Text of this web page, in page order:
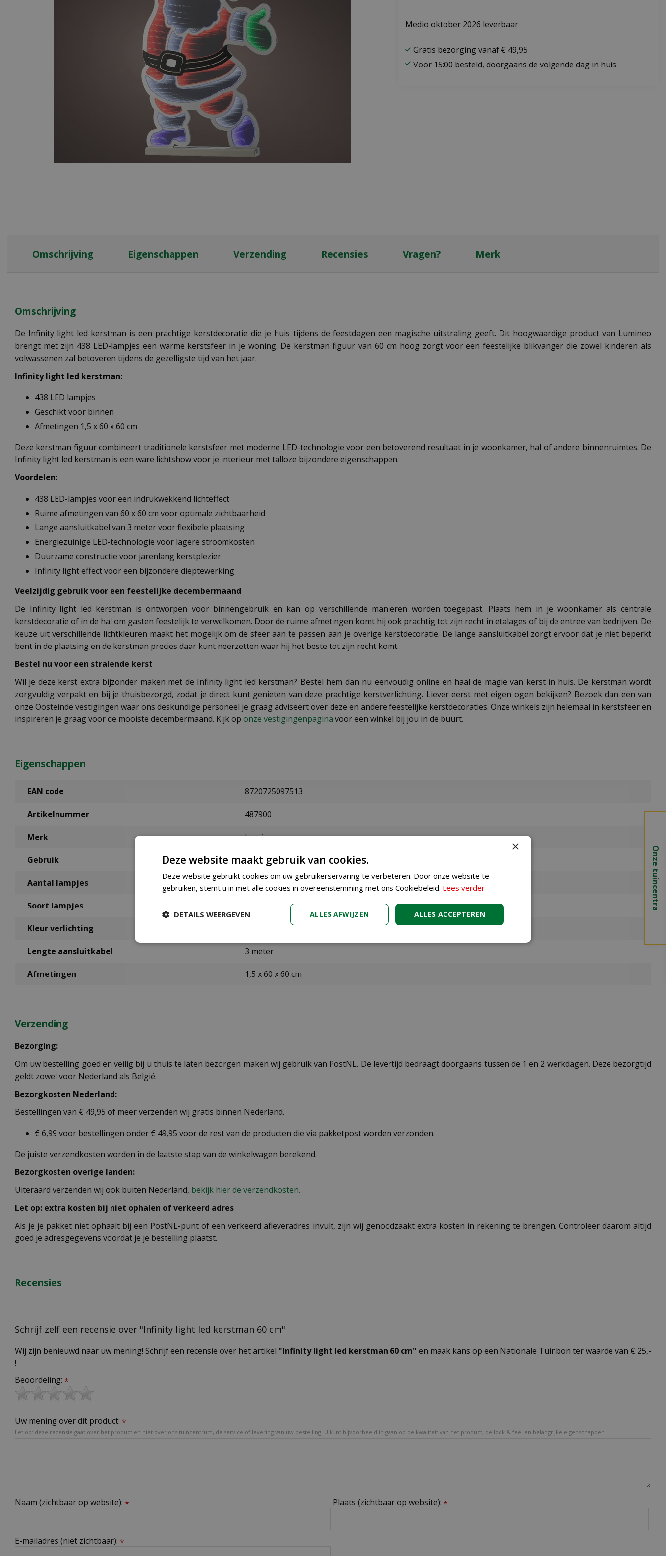
Medio oktober 2026 leverbaar
Gratis bezorging vanaf € 49,95
Voor 15:00 besteld, doorgaans de volgende dag in huis
Omschrijving Eigenschappen Verzending Recensies Vragen? Merk
Omschrijving
De Infinity light led kerstman is een prachtige kerstdecoratie die je huis tijdens de feestdagen een magische uitstraling geeft. Dit hoogwaardige product van Lumineo
brengt met zijn 438 LED-lampjes een warme kerstsfeer in je woning. De kerstman figuur van 60 cm hoog zorgt voor een feestelijke blikvanger die zowel kinderen als
volwassenen zal betoveren tijdens de gezelligste tijd van het jaar.
Infinity light led kerstman:
438 LED lampjes
Geschikt voor binnen
Afmetingen 1,5 x 60 x 60 cm
Deze kerstman figuur combineert traditionele kerstsfeer met moderne LED-technologie voor een betoverend resultaat in je woonkamer, hal of andere binnenruimtes. De
Infinity light led kerstman is een ware lichtshow voor je interieur met talloze bijzondere eigenschappen.
Voordelen:
438 LED-lampjes voor een indrukwekkend lichteffect
Ruime afmetingen van 60 x 60 cm voor optimale zichtbaarheid
Lange aansluitkabel van 3 meter voor flexibele plaatsing
Energiezuinige LED-technologie voor lagere stroomkosten
Duurzame constructie voor jarenlang kerstplezier
Infinity light effect voor een bijzondere dieptewerking
Veelzijdig gebruik voor een feestelijke decembermaand
De Infinity light led kerstman is ontworpen voor binnengebruik en kan op verschillende manieren worden toegepast. Plaats hem in je woonkamer als centrale
kerstdecoratie of in de hal om gasten feestelijk te verwelkomen. Door de ruime afmetingen komt hij ook prachtig tot zijn recht in etalages of bij de entree van bedrijven. De
keuze uit verschillende lichtkleuren maakt het mogelijk om de sfeer aan te passen aan je overige kerstdecoratie. De lange aansluitkabel zorgt ervoor dat je niet beperkt
bent in de plaatsing en de kerstman precies daar kunt neerzetten waar hij het beste tot zijn recht komt.
Bestel nu voor een stralende kerst
Wil je deze kerst extra bijzonder maken met de Infinity light led kerstman? Bestel hem dan nu eenvoudig online en haal de magie van kerst in huis. De kerstman wordt
zorgvuldig verpakt en bij je thuisbezorgd, zodat je direct kunt genieten van deze prachtige kerstverlichting. Liever eerst met eigen ogen bekijken? Bezoek dan een van
onze Oosteinde vestigingen waar ons deskundige personeel je graag adviseert over deze en andere feestelijke kerstdecoraties. Onze winkels zijn helemaal in kerstsfeer en
inspireren je graag voor de mooiste decembermaand. Kijk op onze vestigingenpagina voor een winkel bij jou in de buurt.
Eigenschappen
EAN code 8720725097513
Artikelnummer 487900
Merk Lumineo
Gebruik Binnen
Aantal lampjes 438 lampjes
Soort lampjes
Kleur verlichting
Lengte aansluitkabel 3 meter
Afmetingen 1,5 x 60 x 60 cm
Verzending
Bezorging:
Om uw bestelling goed en veilig bij u thuis te laten bezorgen maken wij gebruik van PostNL. De levertijd bedraagt doorgaans tussen de 1 en 2 werkdagen. Deze bezorgtijd
geldt zowel voor Nederland als België.
Bezorgkosten Nederland:
Bestellingen van € 49,95 of meer verzenden wij gratis binnen Nederland.
€ 6,99 voor bestellingen onder € 49,95 voor de rest van de producten die via pakketpost worden verzonden.
De juiste verzendkosten worden in de laatste stap van de winkelwagen berekend.
Bezorgkosten overige landen:
Uiteraard verzenden wij ook buiten Nederland, bekijk hier de verzendkosten.
Let op: extra kosten bij niet ophalen of verkeerd adres
Als je je pakket niet ophaalt bij een PostNL-punt of een verkeerd afleveradres invult, zijn wij genoodzaakt extra kosten in rekening te brengen. Controleer daarom altijd
goed je adresgegevens voordat je je bestelling plaatst.
Recensies
Schrijf zelf een recensie over "Infinity light led kerstman 60 cm"
Wij zijn benieuwd naar uw mening! Schrijf een recensie over het artikel "Infinity light led kerstman 60 cm" en maak kans op een Nationale Tuinbon ter waarde van € 25,-
!
Beoordeling: *
Uw mening over dit product: *
Let op: deze recensie gaat over het product en niet over ons tuincentrum, de service of levering van uw bestelling. U kunt bijvoorbeeld in gaan op de kwaliteit van het product, de look & feel en belangrijke eigenschappen.
Naam (zichtbaar op website): * Plaats (zichtbaar op website): *
E-mailadres (niet zichtbaar): *
Onze tuincentra
×
Deze website maakt gebruik van cookies.
Deze website gebruikt cookies om uw gebruikerservaring te verbeteren. Door onze website te
gebruiken, stemt u in met alle cookies in overeenstemming met ons Cookiebeleid. Lees verder
ALLES ACCEPTEREN
ALLES AFWIJZEN
DETAILS WEERGEVEN